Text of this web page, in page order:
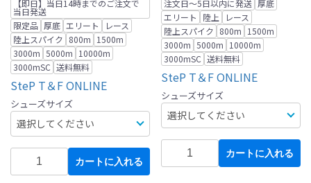
【即日】当日14時までのご注文で
当日発送
限定品 厚底 エリート
レース
陸上スパイク 800m 1500m
3000m 5000m 10000m
3000mSC 送料無料
SteP T＆F ONLINE
シューズサイズ
カートに入れる
注文日～5日以内に発送 厚底
エリート
陸上
レース
陸上スパイク 800m 1500m
3000m 5000m 10000m
3000mSC 送料無料
SteP T＆F ONLINE
シューズサイズ
カートに入れる